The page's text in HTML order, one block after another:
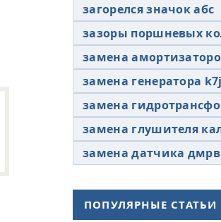
загорелся значок абс
зазоры поршневых
замена
замена генератора k7j
замена
замена глушителя
замена датчика дмрв
ПОПУЛЯРНЫЕ СТАТЬИ